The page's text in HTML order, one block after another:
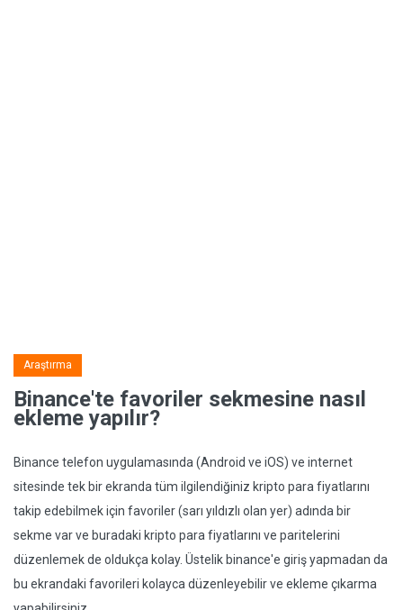
Araştırma
Binance'te favoriler sekmesine nasıl
ekleme yapılır?
Binance telefon uygulamasında (Android ve iOS) ve internet
sitesinde tek bir ekranda tüm ilgilendiğiniz kripto para fiyatlarını
takip edebilmek için favoriler (sarı yıldızlı olan yer) adında bir
sekme var ve buradaki kripto para fiyatlarını ve paritelerini
düzenlemek de oldukça kolay. Üstelik binance'e giriş yapmadan da
bu ekrandaki favorileri kolayca düzenleyebilir ve ekleme çıkarma